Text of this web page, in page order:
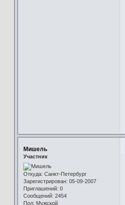
Мишель
Участник
Откуда: Санкт-Петербург
Зарегистрирован: 05-09-2007
Приглашений: 0
Сообщений: 2454
Пол: Мужской